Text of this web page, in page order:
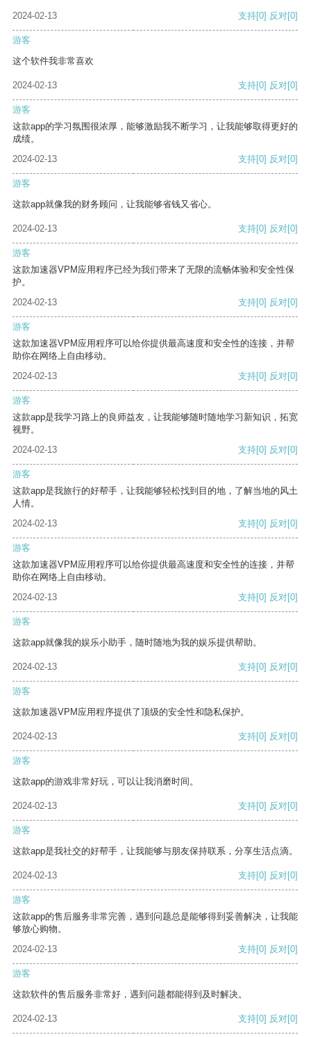
2024-02-13
支持[0] 反对[0]
游客
这个软件我非常喜欢
2024-02-13 支持[0] 反对[0]
游客
这款app的学习氛围很浓厚，能够激励我不断学习，让我能够取得更好的
成绩。
2024-02-13
支持[0] 反对[0]
游客
这款app就像我的财务顾问，让我能够省钱又省心。
2024-02-13 支持[0] 反对[0]
游客
这款加速器VPM应用程序已经为我们带来了无限的流畅体验和安全性保
护。
2024-02-13
支持[0] 反对[0]
游客
这款加速器VPM应用程序可以给你提供最高速度和安全性的连接，并帮
助你在网络上自由移动。
2024-02-13
支持[0] 反对[0]
游客
这款app是我学习路上的良师益友，让我能够随时随地学习新知识，拓宽
视野。
2024-02-13
支持[0] 反对[0]
游客
这款app是我旅行的好帮手，让我能够轻松找到目的地，了解当地的风土
人情。
2024-02-13
支持[0] 反对[0]
游客
这款加速器VPM应用程序可以给你提供最高速度和安全性的连接，并帮
助你在网络上自由移动。
2024-02-13
支持[0] 反对[0]
游客
这款app就像我的娱乐小助手，随时随地为我的娱乐提供帮助。
2024-02-13 支持[0] 反对[0]
游客
这款加速器VPM应用程序提供了顶级的安全性和隐私保护。
2024-02-13 支持[0] 反对[0]
游客
这款app的游戏非常好玩，可以让我消磨时间。
2024-02-13 支持[0] 反对[0]
游客
这款app是我社交的好帮手，让我能够与朋友保持联系，分享生活点滴。
2024-02-13 支持[0] 反对[0]
游客
这款app的售后服务非常完善，遇到问题总是能够得到妥善解决，让我能
够放心购物。
2024-02-13
支持[0] 反对[0]
游客
这款软件的售后服务非常好，遇到问题都能得到及时解决。
2024-02-13 支持[0] 反对[0]